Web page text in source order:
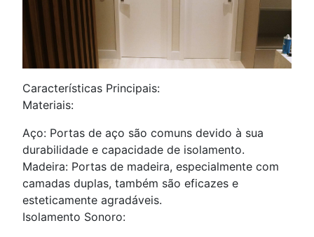
Características Principais:
Materiais:
Aço: Portas de aço são comuns devido à sua
durabilidade e capacidade de isolamento.
Madeira: Portas de madeira, especialmente com
camadas duplas, também são eficazes e
esteticamente agradáveis.
Isolamento Sonoro: